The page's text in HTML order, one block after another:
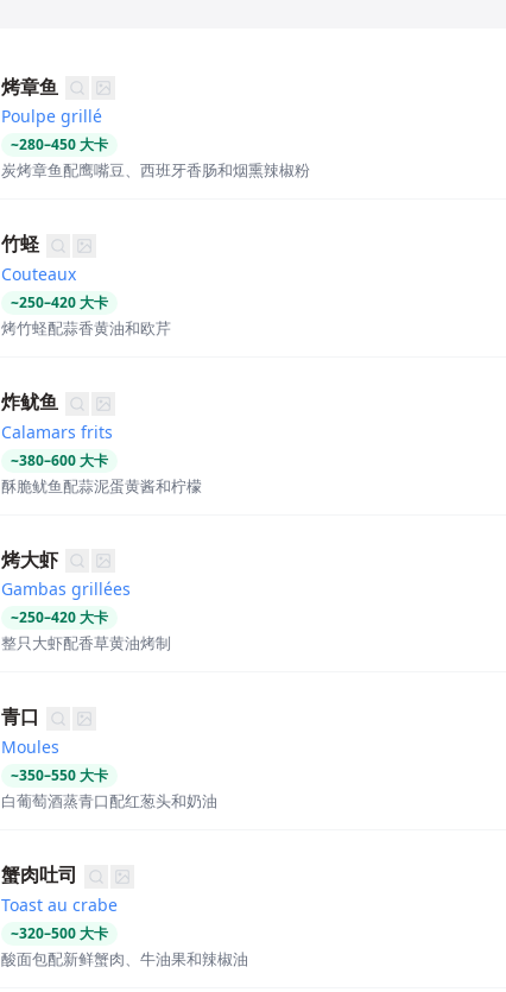
烤章鱼
Poulpe grillé
~280–450大卡
炭烤章鱼配鹰嘴豆、西班牙香肠和烟熏辣椒粉
竹蛏
Couteaux
~250–420大卡
烤竹蛏配蒜香黄油和欧芹
炸鱿鱼
Calamars frits
~380–600大卡
酥脆鱿鱼配蒜泥蛋黄酱和柠檬
烤大虾
Gambas grillées
~250–420大卡
整只大虾配香草黄油烤制
青口
Moules
~350–550大卡
白葡萄酒蒸青口配红葱头和奶油
蟹肉吐司
Toast au crabe
~320–500大卡
酸面包配新鲜蟹肉、牛油果和辣椒油